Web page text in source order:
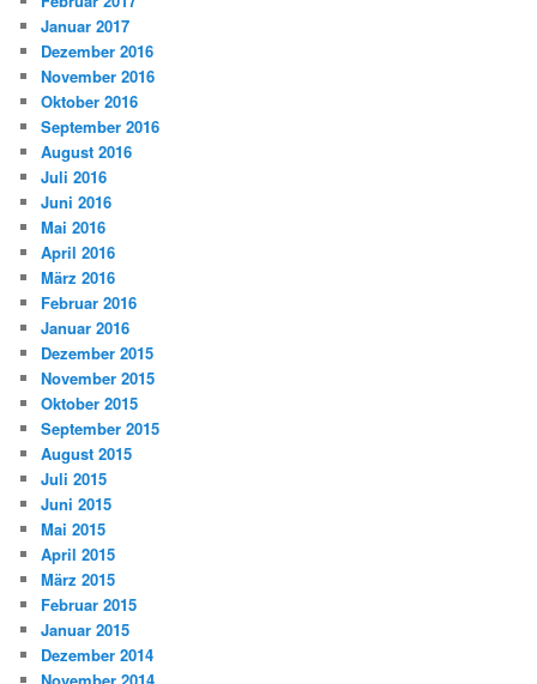
Januar 2017
Dezember 2016
November 2016
Oktober 2016
September 2016
August 2016
Juli 2016
Juni 2016
Mai 2016
April 2016
März 2016
Februar 2016
Januar 2016
Dezember 2015
November 2015
Oktober 2015
September 2015
August 2015
Juli 2015
Juni 2015
Mai 2015
April 2015
März 2015
Februar 2015
Januar 2015
Dezember 2014